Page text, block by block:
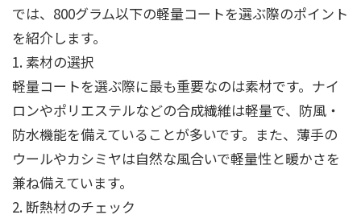
では、800グラム以下の軽量コートを選ぶ際のポイント
を紹介します。
1. 素材の選択
軽量コートを選ぶ際に最も重要なのは素材です。ナイ
ロンやポリエステルなどの合成繊維は軽量で、防風・
防水機能を備えていることが多いです。また、薄手の
ウールやカシミヤは自然な風合いで軽量性と暖かさを
兼ね備えています。
2. 断熱材のチェック